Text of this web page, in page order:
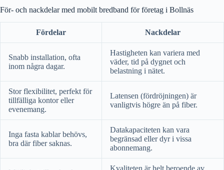
För- och nackdelar med mobilt bredband för företag i Bollnäs
Fördelar Nackdelar
Snabb installation, ofta
inom några dagar.
Hastigheten kan variera med
väder, tid på dygnet och
belastning i nätet.
Stor flexibilitet, perfekt för
tillfälliga kontor eller
evenemang.
Latensen (fördröjningen) är
vanligtvis högre än på fiber.
Inga fasta kablar behövs,
bra där fiber saknas.
Datakapaciteten kan vara
begränsad eller dyr i vissa
abonnemang.